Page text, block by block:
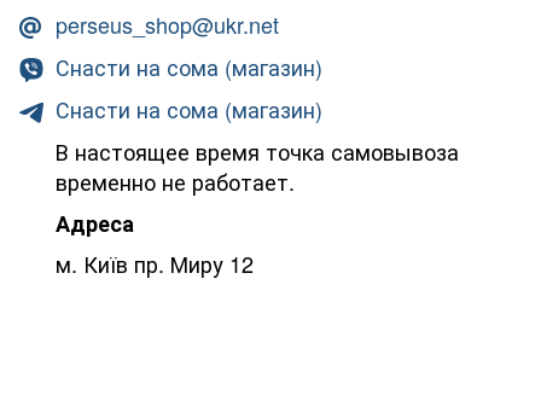
perseus_shop@ukr.net
Снасти на сома (магазин)
Снасти на сома (магазин)
В настоящее время точка самовывоза
временно не работает.
Адреса
м. Київ пр. Миру 12